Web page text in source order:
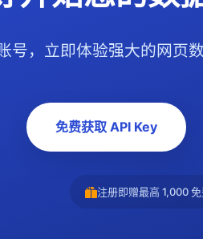
号，立即体验强大的网页
免费获取 API Key
注册即赠最高 1,000